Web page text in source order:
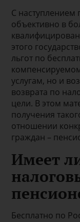
С наступлением
объективно в
этого
льгот по
услугам, но и
возврата по
цели. В этом
получения
отношении
граждан –
Имеет
Бесплатно по